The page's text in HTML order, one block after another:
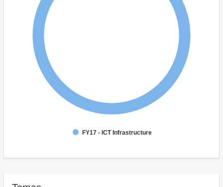
FY17 - ICT Infrastructure